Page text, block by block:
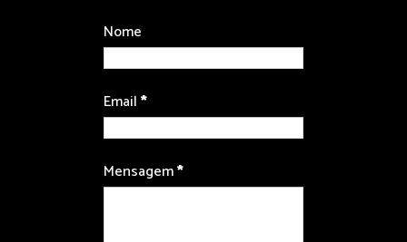
Nome
Email*
Mensagem*